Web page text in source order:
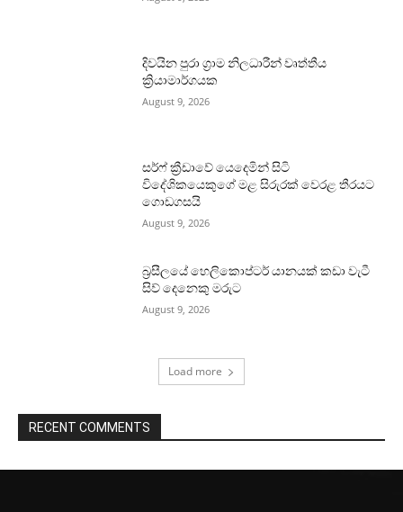
දිවයින පුරා ග්‍රාම නිලධාරීන් වෘත්තීය
ක්‍රියාමාර්ගයක
August 9, 2026
සර්ෆ් ක්‍රීඩාවේ යෙදෙමින් සිටි
විදේශිකයෙකුගේ මළ සිරුරක් වෙරළ තීරයට
ගොඩගසයි
August 9, 2026
බ්‍රසීලයේ හෙලිකොප්ටර් යානයක් කඩා වැටී
සිව් දෙනෙකු මරුට
August 9, 2026
Load more
RECENT COMMENTS